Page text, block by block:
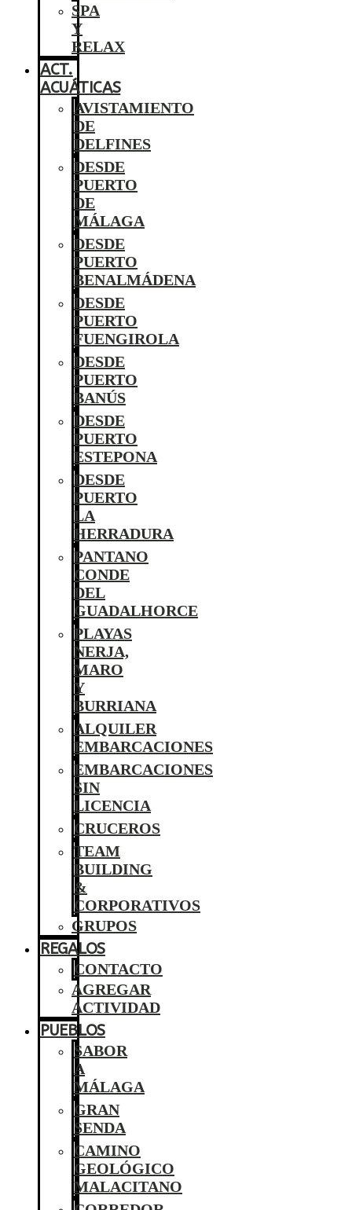
SPA
Y
RELAX
ACT.
ACUÁTICAS
AVISTAMIENTO
DE
DELFINES
DESDE
PUERTO
DE
MÁLAGA
DESDE
PUERTO
BENALMÁDENA
DESDE
PUERTO
FUENGIROLA
DESDE
PUERTO
BANÚS
DESDE
PUERTO
ESTEPONA
DESDE
PUERTO
LA
HERRADURA
PANTANO
CONDE
DEL
GUADALHORCE
PLAYAS
NERJA,
MARO
Y
BURRIANA
ALQUILER
EMBARCACIONES
EMBARCACIONES
SIN
LICENCIA
CRUCEROS
TEAM
BUILDING
&
CORPORATIVOS
GRUPOS
REGALOS
CONTACTO
AGREGAR
ACTIVIDAD
PUEBLOS
SABOR
A
MÁLAGA
GRAN
SENDA
CAMINO
GEOLÓGICO
MALACITANO